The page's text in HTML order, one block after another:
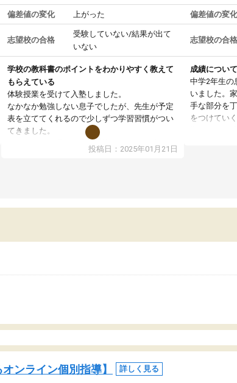
偏差値の変化 上がった
志望校の合格
受験していない/結果が出て
いない
学校の教科書のポイントをわかりやすく教えて
もらえている
体験授業を受けて入塾しました。
なかなか勉強しない息子でしたが、先生が予定
表を立ててくれるので少しずつ学習習慣がつい
てきました。
オンラインで週に一度の受講ですが、指導が無
い日も予定表に基づいて勉強したり、LINEでわ
投稿日：2025年01月21日
偏差値の変化
志望校の合格
成績について
中学2年生の
いました。
手な部分を
をつけてい
期テストの
ンライン個別指導】 詳しく見る